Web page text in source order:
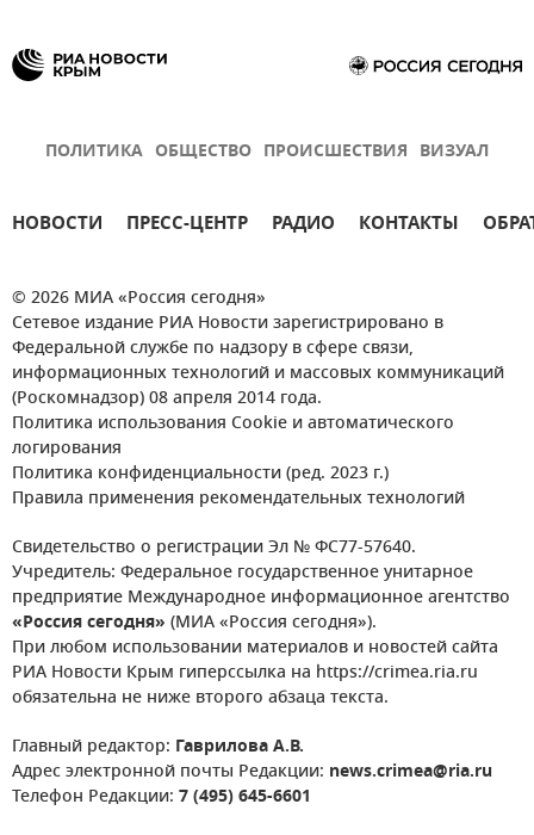
ПОЛИТИКА ОБЩЕСТВО ПРОИСШЕСТВИЯ ВИЗУАЛ
НОВОСТИ ПРЕСС-ЦЕНТР РАДИО КОНТАКТЫ
© 2026 МИА «Россия сегодня»
Сетевое издание РИА Новости зарегистрировано в
Федеральной службе по надзору в сфере связи,
информационных технологий и массовых коммуникаций
(Роскомнадзор) 08 апреля 2014 года.
Политика использования Cookie и автоматического
логирования
Политика конфиденциальности (ред. 2023 г.)
Правила применения рекомендательных технологий
Свидетельство о регистрации Эл № ФС77-57640.
Учредитель: Федеральное государственное унитарное
предприятие Международное информационное агентство
«Россия сегодня» (МИА «Россия сегодня»).
При любом использовании материалов и новостей сайта
РИА Новости Крым гиперссылка на https://crimea.ria.ru
обязательна не ниже второго абзаца текста.
Главный редактор: Гаврилова А.В.
Адрес электронной почты Редакции: news.crimea@ria.ru
Телефон Редакции: 7 (495) 645-6601